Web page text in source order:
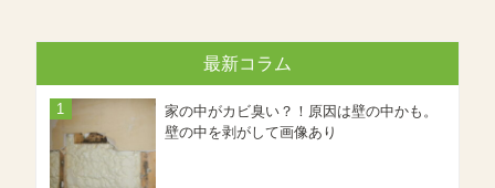
最新コラム
家の中がカビ臭い？！原因は壁の中かも。
壁の中を剥がして画像あり